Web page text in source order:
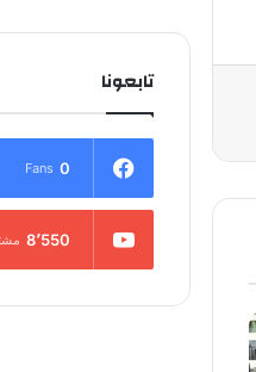
تابعونا
0
Fans
8٬550